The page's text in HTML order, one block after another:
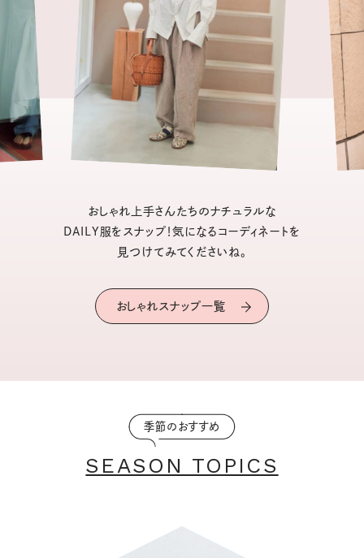
おしゃれ上手さんたちのナチュラルな
DAILY服をスナップ！気になるコーディネートを
見つけてみてくださいね。
おしゃれスナップ一覧
季節のおすすめ
SEASON TOPICS